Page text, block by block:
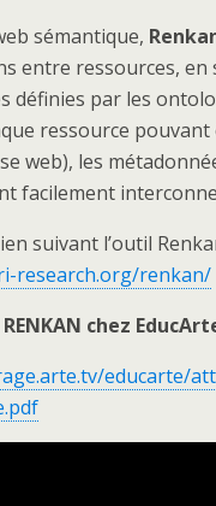
sémantique,
entre ressources, en
définies par les
ressource pouvant
web), les
facilement
suivant l’outil
research.org/renkan/
chez
educarte/